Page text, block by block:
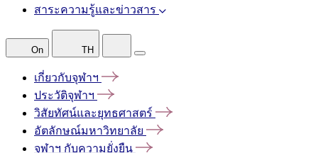
สาระความรู้และข่าวสาร
On TH
เกี่ยวกับจุฬาฯ
ประวัติจุฬาฯ
วิสัยทัศน์และยุทธศาสตร์
อัตลักษณ์มหาวิทยาลัย
จุฬาฯ กับความยั่งยืน